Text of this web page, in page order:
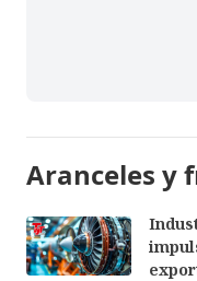
Aranceles y